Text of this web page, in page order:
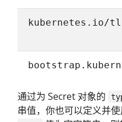
kubernetes.io/
通过为 Secret 对象的
串值，你也可以定义并